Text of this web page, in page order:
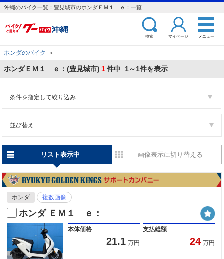
沖縄のバイク一覧：豊見城市のホンダＥＭ１ ｅ：一覧
検索 マイページ メニュー
ホンダのバイク ＞
ホンダＥＭ１ ｅ：(豊見城市) 1件中 1～1件を表示
条件を指定して絞り込み
並び替え
リスト表示中 画像表示に切り替える
ホンダ 複数画像
ホンダ ＥＭ１ ｅ：
本体価格
21.1 万円
支払総額
24 万円